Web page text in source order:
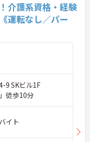
介護系資格・経験
運転なし／パー
9 SKビル1F
徒歩10分
イト